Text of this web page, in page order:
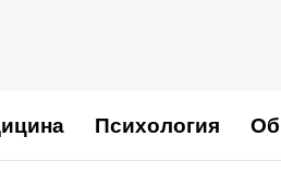
Психология